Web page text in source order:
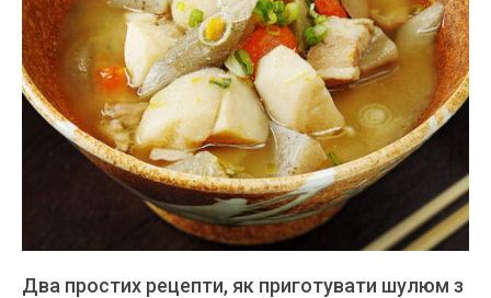
Два простих рецепти, як приготувати шулюм з